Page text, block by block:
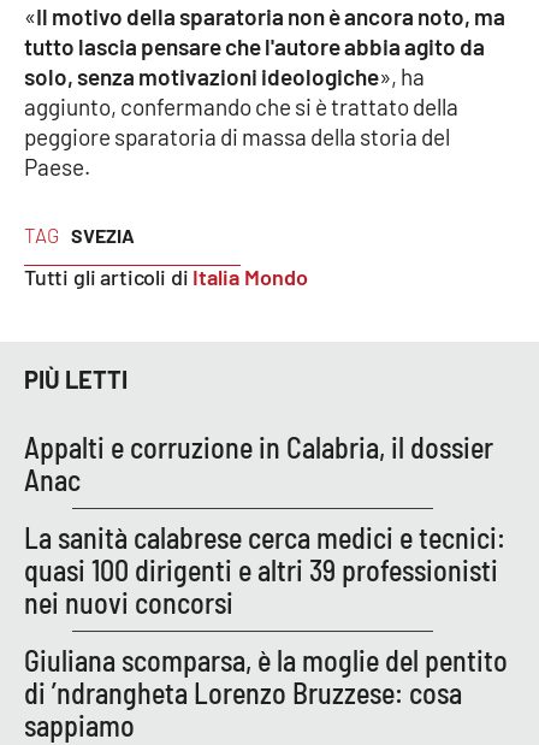
Società
Sport
Good Morning Vietnam
Leggendo Alvaro insieme
Imprese Di Calabria
Le perfidie di Antonella Grippo
Venti di comunicazione
STREAMING
LaC TV
TAG SVEZIA
Tutti gli articoli di Italia Mondo
«Il motivo della sparatoria non è ancora noto, ma
tutto lascia pensare che l'autore abbia agito da
solo, senza motivazioni ideologiche», ha
aggiunto, confermando che si è trattato della
peggiore sparatoria di massa della storia del
Paese.
PIÙ LETTI
Appalti e corruzione in Calabria, il dossier
Anac
La sanità calabrese cerca medici e tecnici:
quasi 100 dirigenti e altri 39 professionisti
nei nuovi concorsi
Giuliana scomparsa, è la moglie del pentito
di ’ndrangheta Lorenzo Bruzzese: cosa
sappiamo